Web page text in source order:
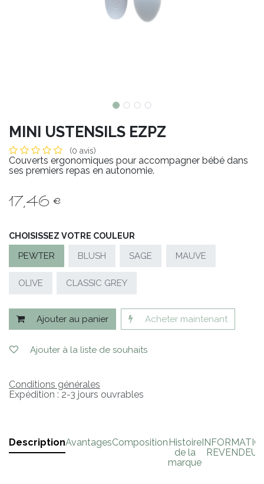
MINI USTENSILS EZPZ
(0 avis)
Couverts ergonomiques pour accompagner bébé dans
ses premiers repas en autonomie.
17,46€
CHOISISSEZ VOTRE COULEUR
PEWTER BLUSH SAGE MAUVE
OLIVE CLASSIC GREY
Ajouter au panier Acheter maintenant
Ajouter à la liste de souhaits
Conditions générales
Expédition : 2-3 jours ouvrables
DescriptionAvantagesCompositionHistoire
de la
marque